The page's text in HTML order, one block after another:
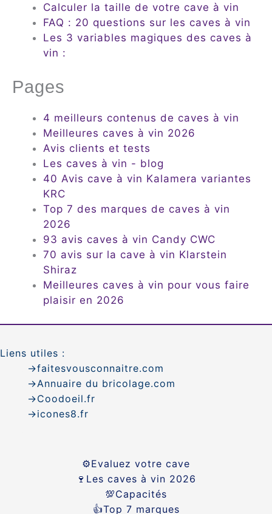
Calculer la taille de votre cave à vin
FAQ : 20 questions sur les caves à vin
Les 3 variables magiques des caves à
vin :
Pages
4 meilleurs contenus de caves à vin
Meilleures caves à vin 2026
Avis clients et tests
Les caves à vin - blog
40 Avis cave à vin Kalamera variantes
KRC
Top 7 des marques de caves à vin
2026
93 avis caves à vin Candy CWC
70 avis sur la cave à vin Klarstein
Shiraz
Meilleures caves à vin pour vous faire
plaisir en 2026
Liens utiles :
→faitesvousconnaitre.com
→Annuaire du bricolage.com
→Coodoeil.fr
→icones8.fr
⚙️Evaluez votre cave
🍷Les caves à vin 2026
💯Capacités
👍Top 7 marques